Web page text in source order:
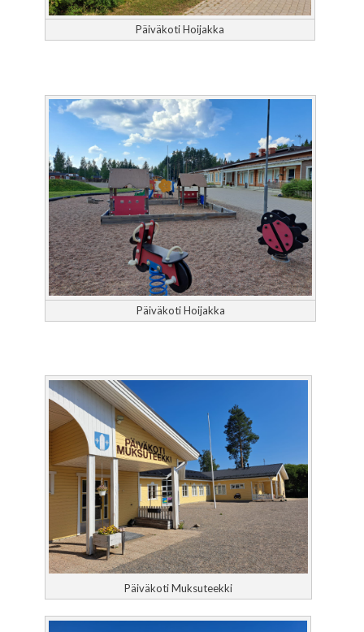
Päiväkoti Hoijakka
Päiväkoti Hoijakka
Päiväkoti Muksuteekki